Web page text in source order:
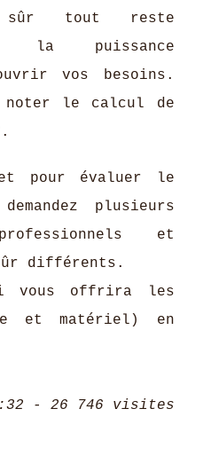
tout reste
la puissance
vos besoins.
noter le calcul de
pour évaluer le
plusieurs
et
différents.
vous offrira les
et matériel) en
- 26 746 visites